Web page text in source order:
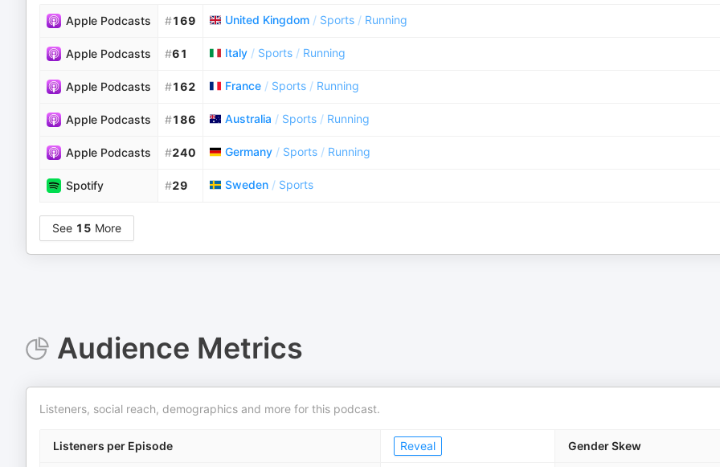
Apple Podcasts #169 United Kingdom / Sports / Running
Apple Podcasts #61 Italy / Sports / Running
Apple Podcasts #162 France / Sports / Running
Apple Podcasts #186 Australia / Sports / Running
Apple Podcasts #240 Germany / Sports / Running
Spotify #29 Sweden / Sports
See 15 More
Audience Metrics
Listeners, social reach, demographics and more for this podcast.
Listeners per Episode Reveal Gender Skew